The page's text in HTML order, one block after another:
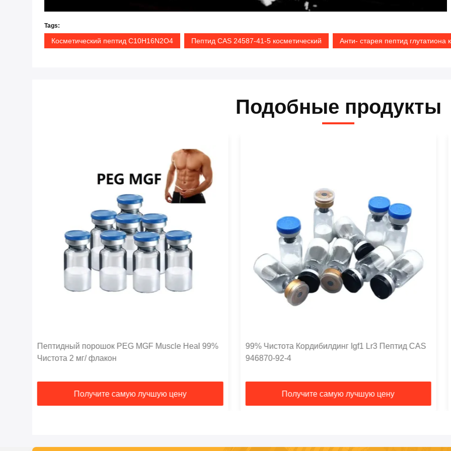
Tags:
Косметический пептид C10H16N2O4 Пептид CAS 24587-41-5 косметический Анти- старея пептид глутатиона
Подобные продукты
Пептидный порошок PEG MGF Muscle Heal 99%
Чистота 2 мг/ флакон
Получите самую лучшую цену
99% Чистота Кордибилдинг Igf1 Lr3 Пептид CAS
946870-92-4
Получите самую лучшую цену